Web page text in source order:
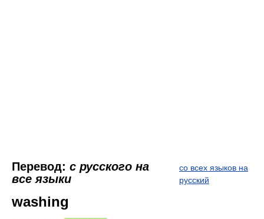
Перевод: с русского на
все языки
со всех языков на
русский
washing